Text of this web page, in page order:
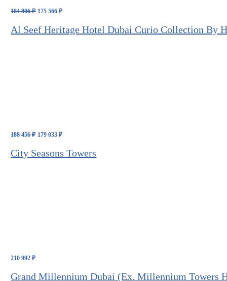
184 806₽ Первоначальная
составляла
184
175 566₽Текущая
566 ₽.
Al Seef Heritage Hotel Dubai Curio Collection By
188 456₽ Первоначальная
188
179 033₽Текущая
033 ₽.
City Seasons Towers
210 992₽
Grand Millennium Dubai (Ex. Millennium Towers